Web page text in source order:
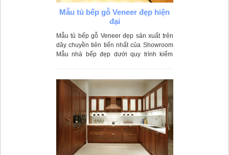
Mẫu tủ bếp gỗ Veneer đẹp hiện
đại
Mẫu tủ bếp gỗ Veneer đẹp sản xuất trên
dây chuyền tiên tiến nhất của Showroom
Mẫu nhà bếp đẹp dưới quy trình kiểm